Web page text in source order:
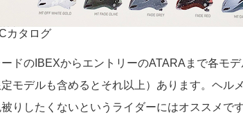
カタログ
ードのIBEXからエントリーのATARAまで各モ
モデルも含めるとそれ以上）あります。ヘル
りしたくないというライダーにはオススメです